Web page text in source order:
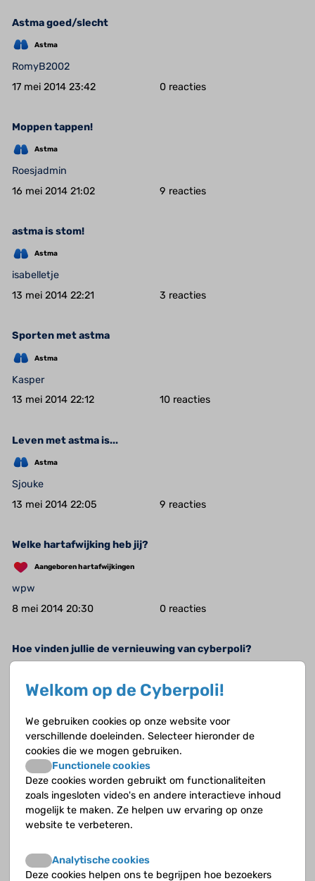
Astma
Astma goed/slecht
RomyB2002
17 mei 2014 23:42
0
Astma
Moppen tappen!
Roesjadmin
16 mei 2014 21:02
9
Astma
astma is stom!
isabelletje
13 mei 2014 22:21
3
Astma
Sporten met astma
Kasper
13 mei 2014 22:12
10
Astma
Leven met astma is...
Sjouke
13 mei 2014 22:05
9
Aangeboren hartafwijkingen
Welke hartafwijking heb jij?
wpw
8 mei 2014 20:30
0
Hoe vinden jullie de vernieuwing van cyberpoli?
Dina10
Algemeen
Vaste tijd om te chatten!
Roesjadmin
6 mei 2014 17:39
11
Wie heeft wat.
Welkom op de Cyberpoli!
We gebruiken cookies op onze website voor
verschillende doeleinden. Selecteer hieronder de
cookies die we mogen gebruiken.
Functionele cookies
Deze cookies worden gebruikt om functionaliteiten
zoals ingesloten video's en andere interactieve inhoud
mogelijk te maken. Ze helpen uw ervaring op onze
website te verbeteren.
Analytische cookies
Deze cookies helpen ons te begrijpen hoe bezoekers